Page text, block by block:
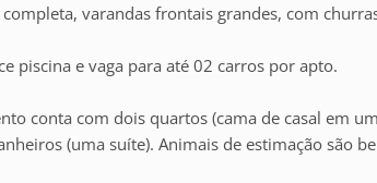
completa, varandas frontais grandes, com
piscina e vaga para até 02 carros por apto.
conta com dois quartos (cama de casal em
(uma suíte). Animais de estimação são